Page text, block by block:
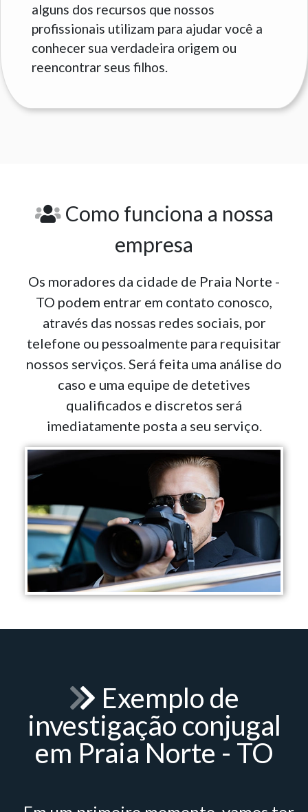
alguns dos recursos que nossos
profissionais utilizam para ajudar você a
conhecer sua verdadeira origem ou
reencontrar seus filhos.
Como funciona a nossa
empresa
Os moradores da cidade de Praia Norte -
TO podem entrar em contato conosco,
através das nossas redes sociais, por
telefone ou pessoalmente para requisitar
nossos serviços. Será feita uma análise do
caso e uma equipe de detetives
qualificados e discretos será
imediatamente posta a seu serviço.
Exemplo de
investigação conjugal
em Praia Norte - TO